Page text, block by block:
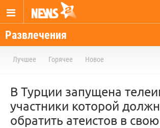
Развлечения
Лучшее Горячее Новое
В Турции запущена
участники которой
обратить атеистов в